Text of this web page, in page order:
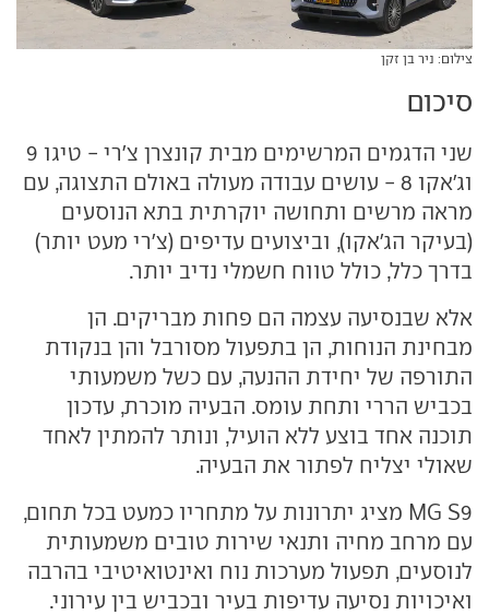
צילום: ניר בן זקן
סיכום
שני הדגמים המרשימים מבית קונצרן צ'רי - טיגו 9
וג'אקו 8 - עושים עבודה מעולה באולם התצוגה, עם
מראה מרשים ותחושה יוקרתית בתא הנוסעים
(בעיקר הג'אקו), וביצועים עדיפים (צ'רי מעט יותר)
בדרך כלל, כולל טווח חשמלי נדיב יותר.
אלא שבנסיעה עצמה הם פחות מבריקים. הן
מבחינת הנוחות, הן בתפעול מסורבל והן בנקודת
התורפה של יחידת ההנעה, עם כשל משמעותי
בכביש הררי ותחת עומס. הבעיה מוכרת, עדכון
תוכנה אחד בוצע ללא הועיל, ונותר להמתין לאחד
שאולי יצליח לפתור את הבעיה.
MG S9 מציג יתרונות על מתחריו כמעט בכל תחום,
עם מרחב מחיה ותנאי שירות טובים משמעותית
לנוסעים, תפעול מערכות נוח ואינטואיטיבי בהרבה
ואיכויות נסיעה עדיפות בעיר ובכביש בין עירוני.